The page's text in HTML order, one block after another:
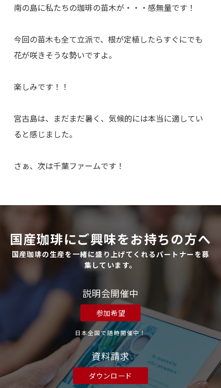
南の島に私たちの珈琲の苗木が・・・感無量です！
今回の苗木も全て立派で、根が定植したらすぐにでも
花が咲きそうな勢いですよ。
楽しみです！！
宮古島は、まだまだ暑く、気候的には本当に適してい
ると感じました。
さぁ、次は千葉ファームです！
国産珈琲にご興味をお持ちの方へ
国産珈琲の生産を一緒に盛り上げてくれるパートナーを募
集しています。
説明会開催中
参加希望
日本全国で随時開催中！
資料請求
ダウンロード